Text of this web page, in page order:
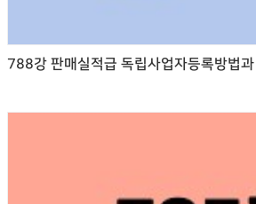
788강 판매실적급 독립사업자등록방법